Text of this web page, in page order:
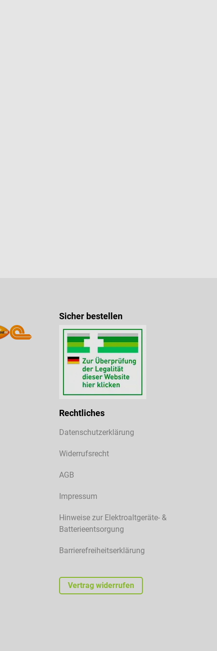
Sicher bestellen
Rechtliches
Datenschutzerklärung
Widerrufsrecht
AGB
Impressum
Hinweise zur Elektroaltgeräte- &
Batterieentsorgung
Barrierefreiheitserklärung
Vertrag widerrufen